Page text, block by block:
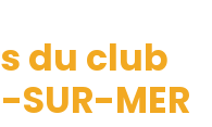
du club
SUR-MER